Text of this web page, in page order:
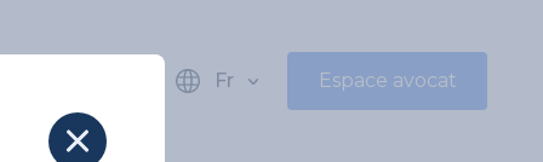
Fr Espace avocat